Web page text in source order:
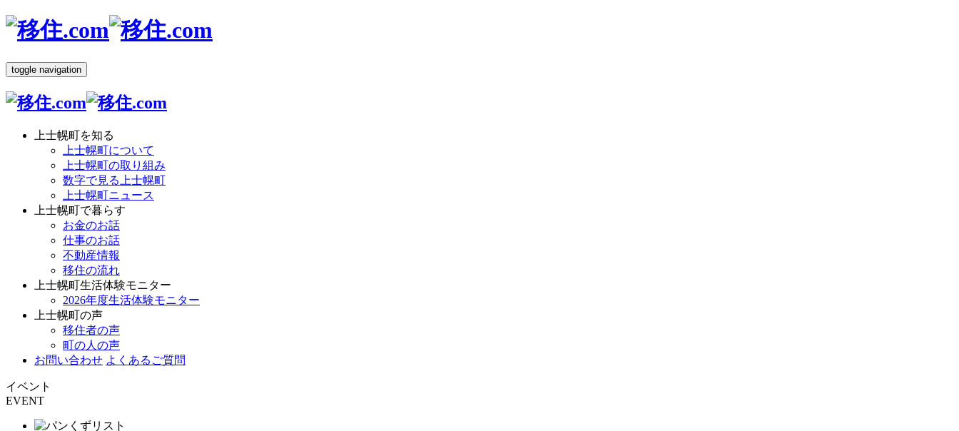
toggle navigation
上士幌町を知る
上士幌町について
上士幌町の取り組み
数字で見る上士幌町
上士幌町ニュース
上士幌町で暮らす
お金のお話
仕事のお話
不動産情報
移住の流れ
上士幌町生活体験モニター
2026年度生活体験モニター
上士幌町の声
移住者の声
町の人の声
お問い合わせ よくあるご質問
イベント
EVENT